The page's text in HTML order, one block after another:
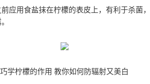
应用食盐抹在柠檬的表皮上，有利于杀菌
巧学柠檬的作用 教你如何防辐射又美白